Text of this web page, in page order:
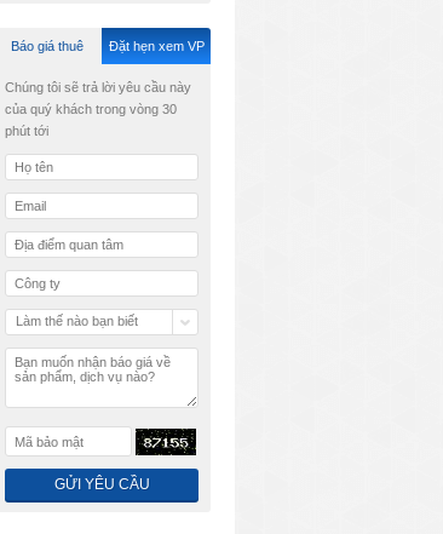
Báo giá thuê Đặt hẹn xem VP
Chúng tôi sẽ trả lời yêu cầu này
của quý khách trong vòng 30
phút tới
Làm thế nào bạn biết